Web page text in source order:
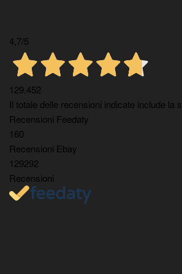
4,7/5
129.452
Il totale delle recensioni indicate include la
Recensioni Feedaty
160
Recensioni Ebay
129292
Recensioni